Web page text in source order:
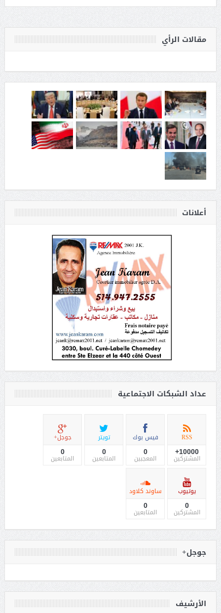
مقالات الرأي
أعلانات
عداد الشبكات الاجتماعية
RSS
10000+
المشتركين
فيس بوك
0
المعجبين
تويتر
0
المتابعين
جوجل+
0
المتابعين
يوتيوب
0
المشتركين
ساوند كلاود
0
المتابعين
جوجل+
الأرشيف